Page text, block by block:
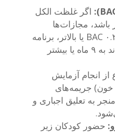
اگر غلظت الکل
یا بالاتر باشد، مجازات‌ها
تشدید می‌شوند. در BAC ۰.۲۰٪ یا بالاتر، برنامه
آموزشی الزامی می‌تواند به ۹ ماه یا بیشتر
از انجام آزمایش
جریمه‌های
به تعلیق اجباری و
حضور کودکان زیر